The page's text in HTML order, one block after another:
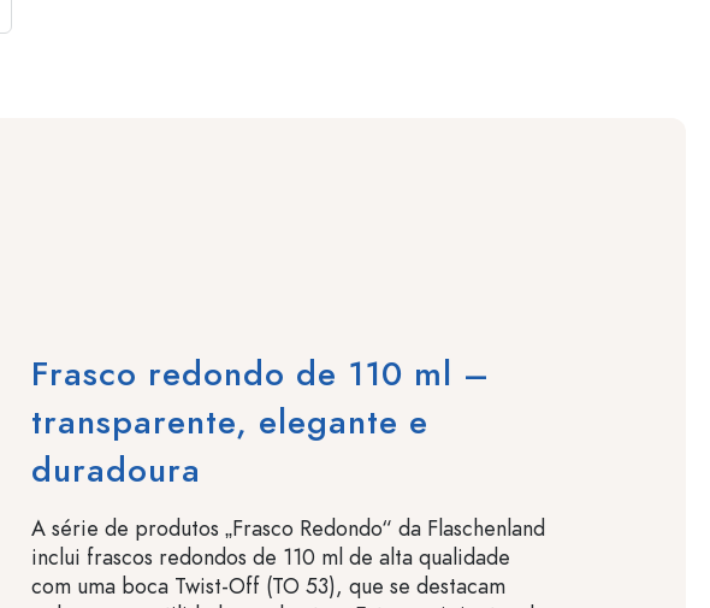
Frasco redondo de 110 ml –
transparente, elegante e
duradoura
A série de produtos „Frasco Redondo“ da Flaschenland
inclui frascos redondos de 110 ml de alta qualidade
com uma boca Twist-Off (TO 53), que se destacam